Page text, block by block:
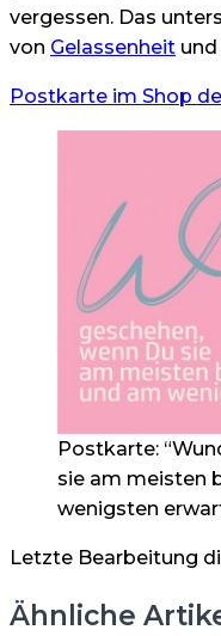
vergessen. Das
von Gelassenheit
Postkarte im Shop
Postkarte:
sie am meisten
wenigsten
Letzte Bearbeitung
Ähnliche